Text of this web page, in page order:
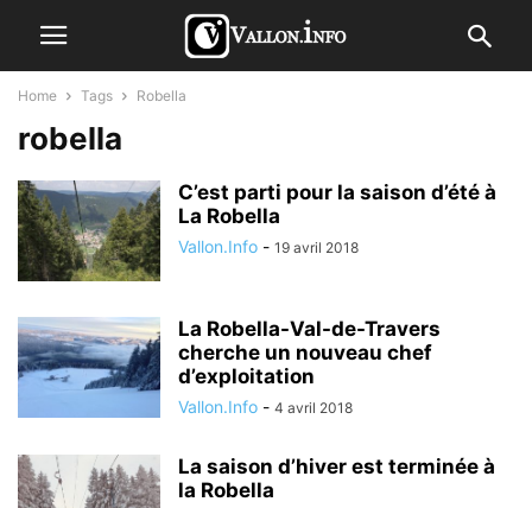
Home Tags Robella
robella
C’est parti pour la saison d’été à
La Robella
Vallon.Info - 19 avril 2018
La Robella-Val-de-Travers
cherche un nouveau chef
d’exploitation
Vallon.Info - 4 avril 2018
La saison d’hiver est terminée à
la Robella